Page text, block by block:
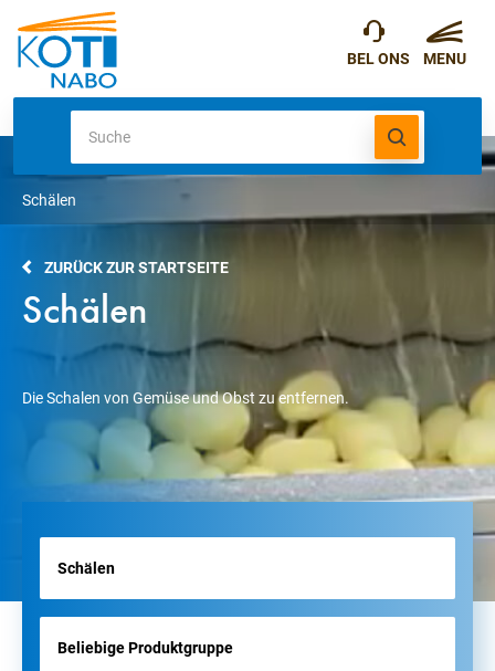
Schälen
ZURÜCK ZUR STARTSEITE
Schälen
Die Schalen von Gemüse und Obst zu entfernen.